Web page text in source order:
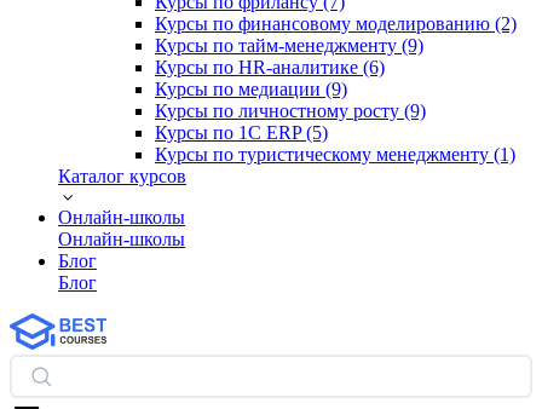
Курсы по финансовому моделированию (2)
Курсы по тайм-менеджменту (9)
Курсы по HR-аналитике (6)
Курсы по медиации (9)
Курсы по личностному росту (9)
Курсы по 1С ERP (5)
Курсы по туристическому менеджменту (1)
Каталог курсов
Онлайн-школы
Онлайн-школы
Блог
Блог